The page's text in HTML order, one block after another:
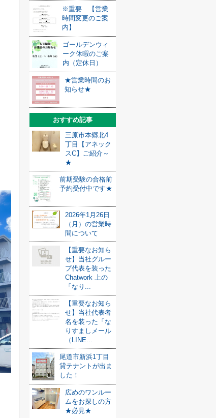
※重要 【営業
時間変更のご案
内】
ゴールデンウィ
ーク休暇のご案
内（定休日）
★営業時間のお
知らせ★
おすすめ記事
三原市本郷北4
丁目【アネック
スC】ご紹介～
★
前期受験の合格前
予約受付中です★
2026年1月26日
（月）の営業時
間について
【重要なお知ら
せ】当社グルー
プ代表を装った
Chatwork 上の
「なり...
【重要なお知ら
せ】当社代表者
名を装った「な
りすましメール
（LINE...
尾道市新浜1丁目
貸テナントが出ま
した！
広めのワンルー
ムをお探しの方
★必見★